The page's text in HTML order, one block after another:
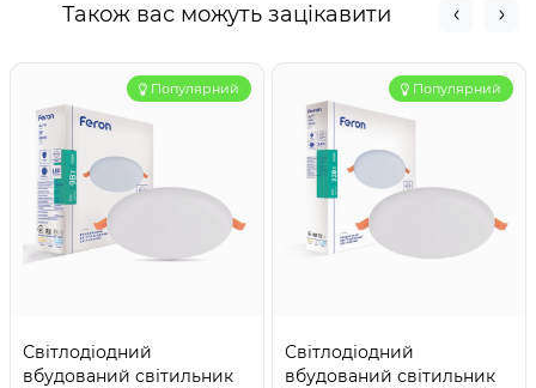
Також вас можуть зацікавити
Популярний
Світлодіодний
вбудований світильник
Популярний
Світлодіодний
вбудований світильник